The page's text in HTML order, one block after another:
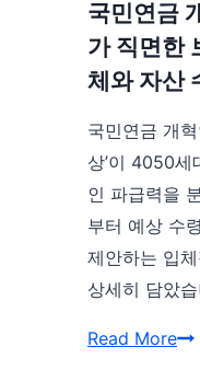
패
러
다
시
국
민
연
금
유
족
연
금
받
국민연금
가 직면한
체와 자산
국민연금 개
상’이 4050세
인 파급력을
부터 예상 수
제안하는 입
상세히 담았
Read More국